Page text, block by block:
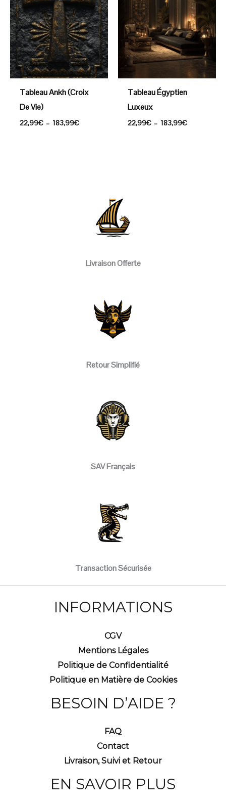
Tableau Ankh (Croix
De Vie)
22,99€ – 183,99€
Tableau Égyptien
Luxeux
22,99€ – 183,99€
Livraison Offerte
Retour Simplifié
SAV Français
Transaction Sécurisée
INFORMATIONS
CGV
Mentions Légales
Politique de Confidentialité
Politique en Matière de Cookies
BESOIN D’AIDE ?
FAQ
Contact
Livraison, Suivi et Retour
EN SAVOIR PLUS